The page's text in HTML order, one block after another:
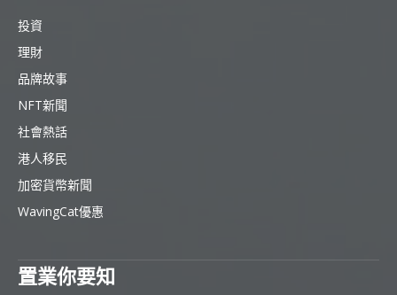
投資
理財
品牌故事
NFT新聞
社會熱話
港人移民
加密貨幣新聞
WavingCat優惠
置業你要知